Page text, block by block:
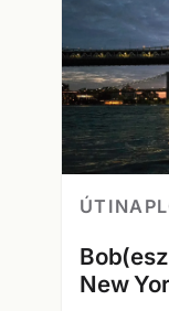
New